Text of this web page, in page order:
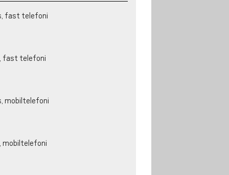
fast telefoni
fast telefoni
mobiltelefoni
mobiltelefoni